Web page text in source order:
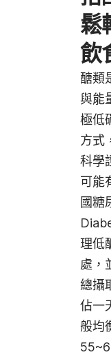
鬆
飲
醣類
與能
極低
方式
科學
可能
國糖
理低
處，
總攝
佔一
般均